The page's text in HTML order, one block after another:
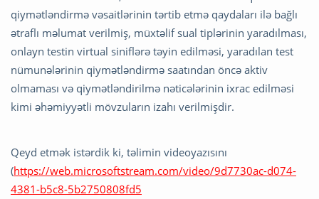
qiymətləndirmə vəsaitlərinin tərtib etmə qaydaları ilə bağlı
ətraflı məlumat verilmiş, müxtəlif sual tiplərinin yaradılması,
onlayn testin virtual siniflərə təyin edilməsi, yaradılan test
nümunələrinin qiymətləndirmə saatından öncə aktiv
olmaması və qiymətləndirilmə nəticələrinin ixrac edilməsi
kimi əhəmiyyətli mövzuların izahı verilmişdir.
Qeyd etmək istərdik ki, təlimin videoyazısını
(https://web.microsoftstream.com/video/9d7730ac-d074-
4381-b5c8-5b2750808fd5